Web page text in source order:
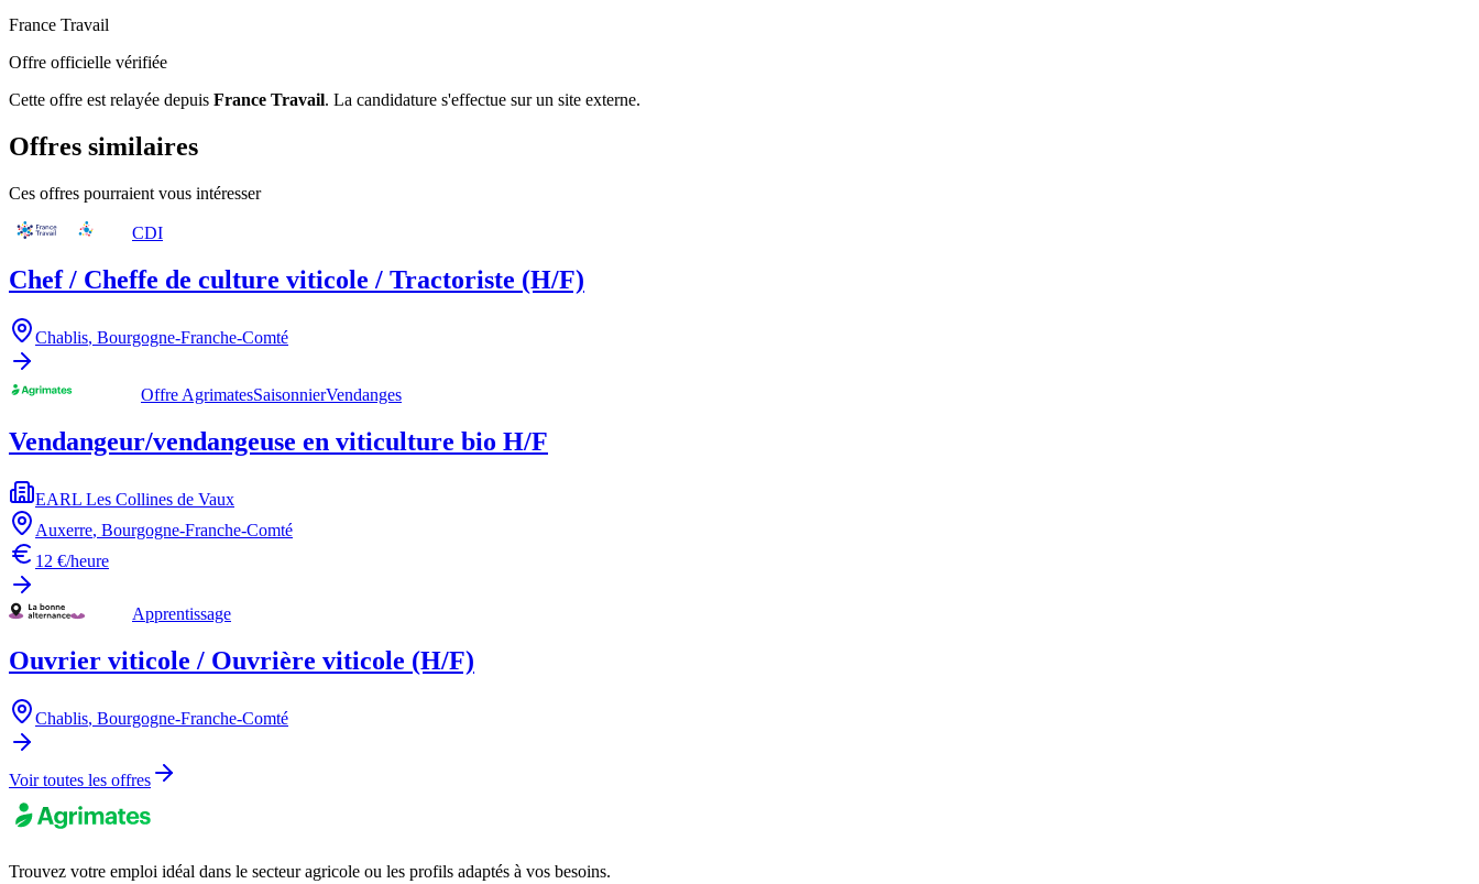
France Travail
Offre officielle vérifiée
Cette offre est relayée depuis France Travail. La candidature s'effectue sur un site externe.
Offres similaires
Ces offres pourraient vous intéresser
CDI
Chef / Cheffe de culture viticole / Tractoriste (H/F)
Chablis, Bourgogne-Franche-Comté
Offre AgrimatesSaisonnierVendanges
Vendangeur/vendangeuse en viticulture bio H/F
EARL Les Collines de Vaux
Auxerre, Bourgogne-Franche-Comté
12 €/heure
Apprentissage
Ouvrier viticole / Ouvrière viticole (H/F)
Chablis, Bourgogne-Franche-Comté
Voir toutes les offres
Trouvez votre emploi idéal dans le secteur agricole ou les profils adaptés à vos besoins.